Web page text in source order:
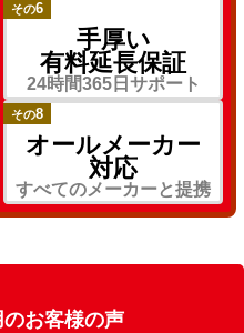
その6
手厚い
有料延長保証
24時間365日サポート
その8
オールメーカー
対応
すべてのメーカーと提携
お客様の声